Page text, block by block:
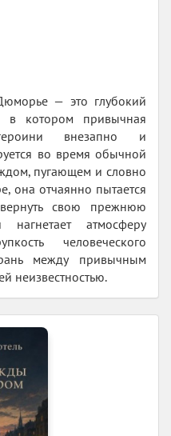
— это глубокий
в котором привычная
внезапно и
во время обычной
пугающем и словно
она отчаянно пытается
свою прежнюю
атмосферу
человеческого
между привычным
неизвестностью.